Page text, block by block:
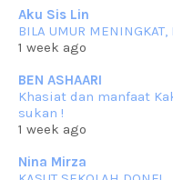
Jun 30 2023
RESIPI KURMA
Assalammualaikum,
Jun 23 2023
RESIPI SAMBAL PARU
Assalammualaikum,
Jun 20 2023
Aku Sis Lin
BILA UMUR
1 week ago
BEN ASHAARI
Khasiat dan manfaat
sukan !
1 week ago
Nina Mirza